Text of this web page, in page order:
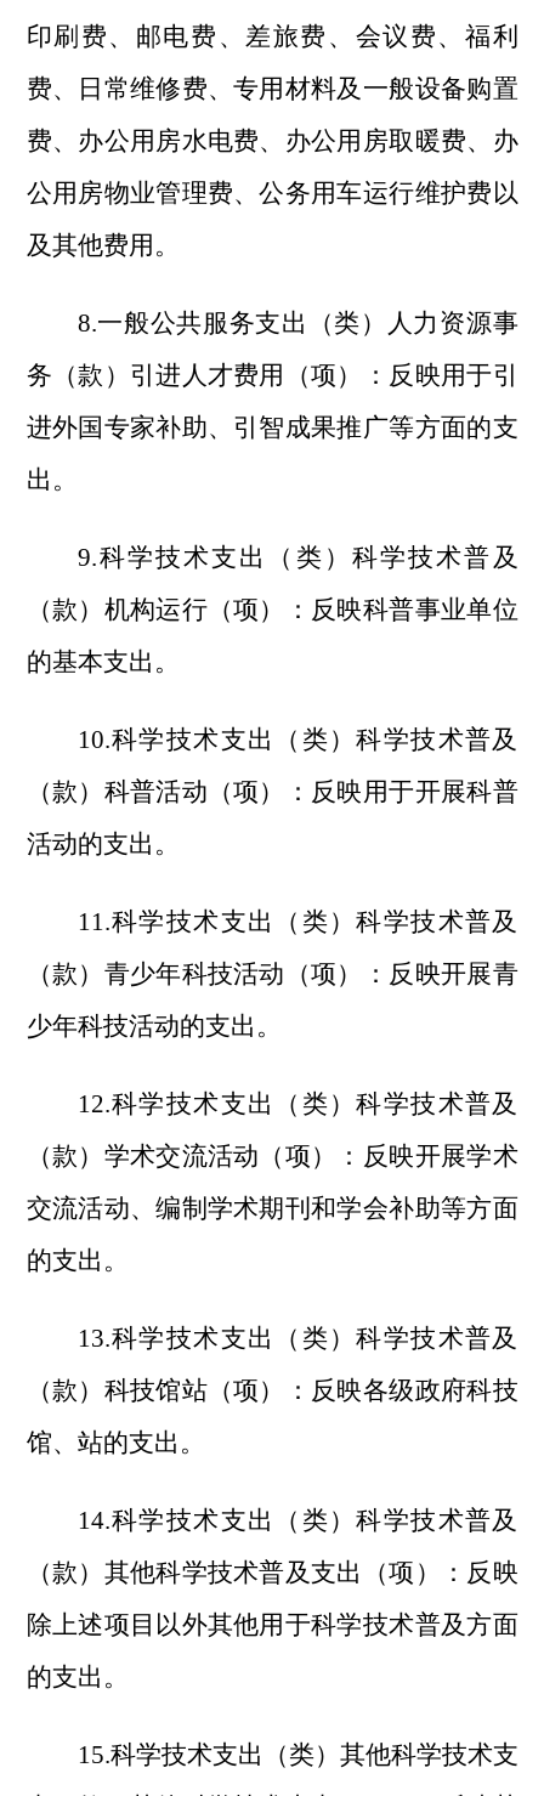
印刷费、邮电费、差旅费、会议费、福利
费、日常维修费、专用材料及一般设备购置
费、办公用房水电费、办公用房取暖费、办
公用房物业管理费、公务用车运行维护费以
及其他费用。
8.一般公共服务支出（类）人力资源事
务（款）引进人才费用（项）：反映用于引
进外国专家补助、引智成果推广等方面的支
出。
9.科学技术支出（类）科学技术普及
（款）机构运行（项）：反映科普事业单位
的基本支出。
10.科学技术支出（类）科学技术普及
（款）科普活动（项）：反映用于开展科普
活动的支出。
11.科学技术支出（类）科学技术普及
（款）青少年科技活动（项）：反映开展青
少年科技活动的支出。
12.科学技术支出（类）科学技术普及
（款）学术交流活动（项）：反映开展学术
交流活动、编制学术期刊和学会补助等方面
的支出。
13.科学技术支出（类）科学技术普及
（款）科技馆站（项）：反映各级政府科技
馆、站的支出。
14.科学技术支出（类）科学技术普及
（款）其他科学技术普及支出（项）：反映
除上述项目以外其他用于科学技术普及方面
的支出。
15.科学技术支出（类）其他科学技术支